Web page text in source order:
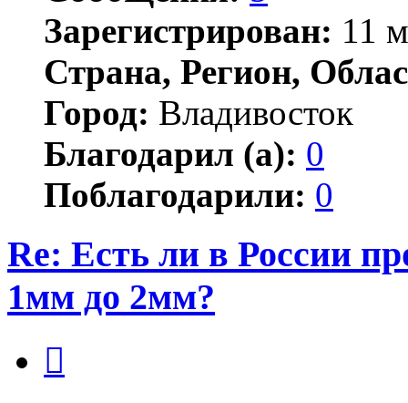
Зарегистрирован: 11
Страна, Регион,
Город: Владивосток
Благодарил (а): 0
Поблагодарили: 0
Re: Есть ли в России
1мм до 2мм?